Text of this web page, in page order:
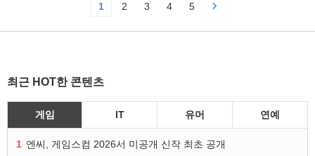
1 2 3 4 5
최근 HOT한 콘텐츠
게임 IT 유머 연예
1 엔씨, 게임스컴 2026서 미공개 신작 최초 공개